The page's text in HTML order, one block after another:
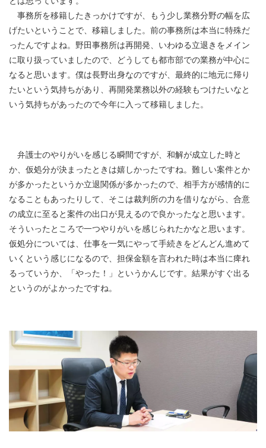
事務所を移籍したきっかけですが、もう少し業務分野の幅を広
げたいということで、移籍しました。前の事務所は本当に特殊だ
ったんですよね。野田事務所は再開発、いわゆる立退きをメイン
に取り扱っていましたので、どうしても都市部での業務が中心に
なると思います。僕は長野出身なのですが、最終的に地元に帰り
たいという気持ちがあり、再開発業務以外の経験もつけたいなと
いう気持ちがあったので今年に入って移籍しました。
弁護士のやりがいを感じる瞬間ですが、和解が成立した時と
か、仮処分が決まったときは嬉しかったですね。難しい案件とか
が多かったというか立退関係が多かったので、相手方が感情的に
なることもあったりして、そこは裁判所の力を借りながら、合意
の成立に至ると案件の出口が見えるので良かったなと思います。
そういったところで一つやりがいを感じられたかなと思います。
仮処分については、仕事を一気にやって手続きをどんどん進めて
いくという感じになるので、担保金額を言われた時は本当に痺れ
るっていうか、「やった！」というかんじです。結果がすぐ出る
というのがよかったですね。